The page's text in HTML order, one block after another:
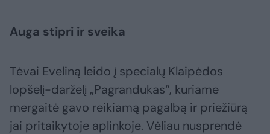
Auga stipri ir sveika
Tėvai Eveliną leido į specialų Klaipėdos
lopšelį-darželį „Pagrandukas“, kuriame
mergaitė gavo reikiamą pagalbą ir priežiūrą
jai pritaikytoje aplinkoje. Vėliau nusprendė